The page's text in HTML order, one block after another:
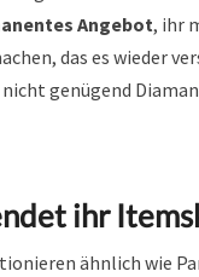
Angebot, ihr
das es wieder
genügend
ihr
ähnlich wie